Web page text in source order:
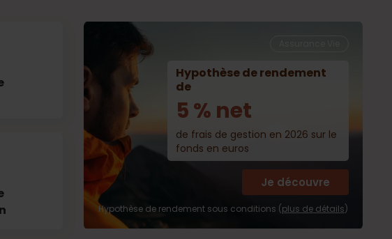
Hypothèse de rendement
de
5 % net
de frais de gestion en 2026 sur le
fonds en euros
Hypothèse de rendement sous conditions (plus de détails)
Je découvre